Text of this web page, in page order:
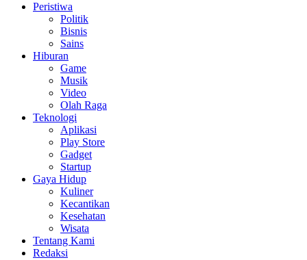
Peristiwa
Politik
Bisnis
Sains
Hiburan
Game
Musik
Video
Olah Raga
Teknologi
Aplikasi
Play Store
Gadget
Startup
Gaya Hidup
Kuliner
Kecantikan
Kesehatan
Wisata
Tentang Kami
Redaksi